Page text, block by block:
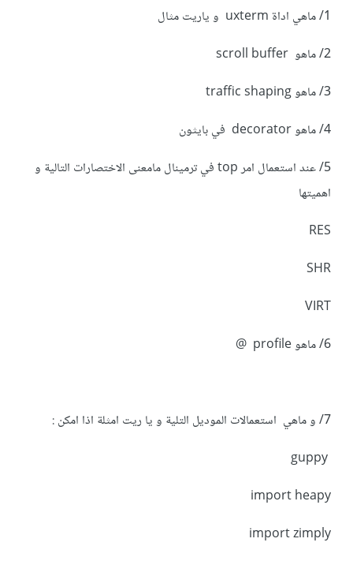
1/ ماهي اداة uxterm و ياريت مثال
2/ ماهو scroll buffer
3/ ماهو traffic shaping
4/ ماهو decorator في بايثون
5/ عند استعمال امر top في ترمينال مامعنى الاختصارات التالية و
اهميتها
RES
SHR
VIRT
6/ ماهو profile @
7/ و ماهي استعمالات الموديل التلية و يا ريت امثلة اذا امكن :
import heapy
import zimply